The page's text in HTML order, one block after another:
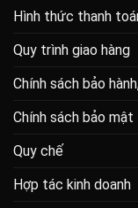
Hình thức thanh
Quy trình giao hàng
Chính sách bảo
Chính sách bảo mật
Quy chế
Hợp tác kinh doanh